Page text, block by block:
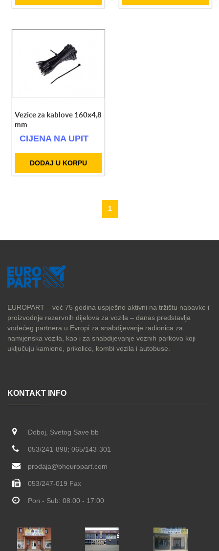
Vezice za kablove 160x4,8
mm
CIJENA NA UPIT
DODAJ U KORPU
1
EUROPART – već 75 godina uspješno aktivni na tržištu nabavke i
proizvodnje rezervnih dijelova za vozila – danas predstavlja
vodećeg partnera u Evropi za snabdijevanje radionica za
namijenska vozila, kao i za snabdijevanje voznih parkova koji
uključuju kamione, prikolice, kombi vozila i autobuse.
KONTAKT INFO
Doboj, Svetog Save bb
053/241-898; 065/143-301
prodaja@bheuropart.com
053/247-019 Fax
Pon - Sub: 08:00 - 17:00